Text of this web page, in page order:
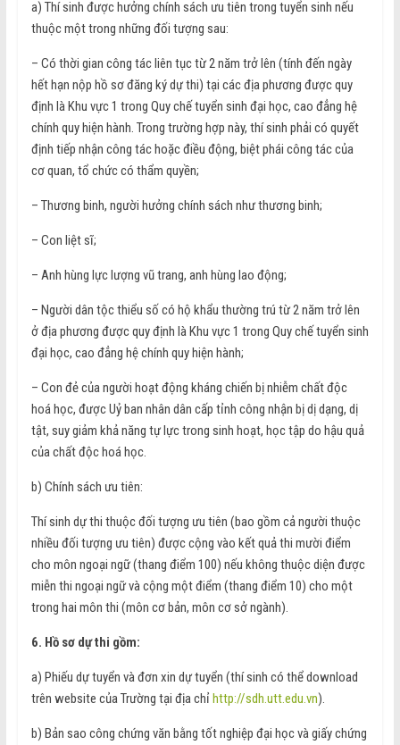
a) Thí sinh được hưởng chính sách ưu tiên trong tuyển sinh nếu
thuộc một trong những đối tượng sau:
– Có thời gian công tác liên tục từ 2 năm trở lên (tính đến ngày
hết hạn nộp hồ sơ đăng ký dự thi) tại các địa phương được quy
định là Khu vực 1 trong Quy chế tuyển sinh đại học, cao đẳng hệ
chính quy hiện hành. Trong trường hợp này, thí sinh phải có quyết
định tiếp nhận công tác hoặc điều động, biệt phái công tác của
cơ quan, tổ chức có thẩm quyền;
– Th­ương binh, ng­ười hư­ởng chính sách như­ th­ương binh;
– Con liệt sĩ;
– Anh hùng lực lư­ợng vũ trang, anh hùng lao động;
– Người dân tộc thiểu số có hộ khẩu thường trú từ 2 năm trở lên
ở địa phương được quy định là Khu vực 1 trong Quy chế tuyển sinh
đại học, cao đẳng hệ chính quy hiện hành;
– Con đẻ của người hoạt động kháng chiến bị nhiễm chất độc
hoá học, được Uỷ ban nhân dân cấp tỉnh công nhận bị dị dạng, dị
tật, suy giảm khả năng tự lực trong sinh hoạt, học tập do hậu quả
của chất độc hoá học.
b) Chính sách ưu tiên:
Thí sinh dự thi thuộc đối tượng ưu tiên (bao gồm cả người thuộc
nhiều đối tượng ưu tiên) được cộng vào kết quả thi mười điểm
cho môn ngoại ngữ (thang điểm 100) nếu không thuộc diện được
miễn thi ngoại ngữ và cộng một điểm (thang điểm 10) cho một
trong hai môn thi (môn cơ bản, môn cơ sở ngành).
6. Hồ sơ dự thi gồm:
a) Phiếu dự tuyển và đơn xin dự tuyển (thí sinh có thể download
trên website của Trường tại địa chỉ http://sdh.utt.edu.vn).
b) Bản sao công chứng văn bằng tốt nghiệp đại học và giấy chứng